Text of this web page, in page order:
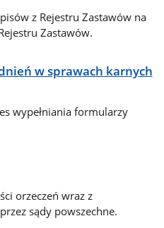
z Rejestru Zastawów na
Zastawów.
w sprawach karnych
wypełniania formularzy
orzeczeń wraz z
sądy powszechne.